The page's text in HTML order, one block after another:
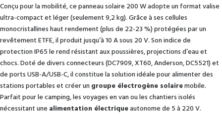
Conçu pour la mobilité, ce panneau solaire 200 W adopte un format valise
ultra-compact et léger (seulement 9,2 kg). Grâce à ses cellules
monocristallines haut rendement (plus de 22-23 %) protégées par un
revêtement ETFE, il produit jusqu’à 10 A sous 20 V. Son indice de
protection IP65 le rend résistant aux poussières, projections d’eau et
chocs. Doté de divers connecteurs (DC7909, XT60, Anderson, DC5521) et
de ports USB-A/USB-C, il constitue la solution idéale pour alimenter des
stations portables et créer ungroupe électrogène solairemobile.
Parfait pour le camping, les voyages en van ou les chantiers isolés
nécessitant une alimentation électriqueautonome de 5 à 220 V.